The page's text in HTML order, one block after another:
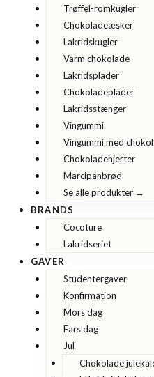
Trøffel-romkugler
Chokoladeæsker
Lakridskugler
Varm chokolade
Lakridsplader
Chokoladeplader
Lakridsstænger
Vingummi
Vingummi med
Chokoladehjerter
Marcipanbrød
Se alle produkter →
BRANDS
Cocoture
Lakridseriet
GAVER
Studentergaver
Konfirmation
Mors dag
Fars dag
Jul
Chokolade